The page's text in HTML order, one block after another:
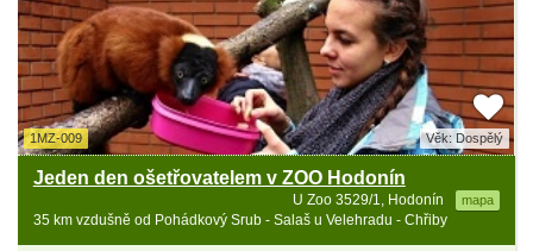
1MZ-009 Věk: Dospělý
Jeden den ošetřovatelem v ZOO Hodonín
U Zoo 3529/1, Hodonín mapa
35 km vzdušně od Pohádkový Srub - Salaš u Velehradu - Chřiby